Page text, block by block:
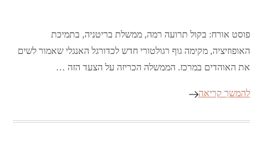
פוסט אורח: בקול תרועה רמה, ממשלת בריטניה, בתמיכת
האופוזיציה, מקימה גוף רגולטורי חדש לכדורגל האנגלי שאמור לשים
את האוהדים במרכז. הממשלה הכריזה על הצעד הזה …
להמשך קריאה